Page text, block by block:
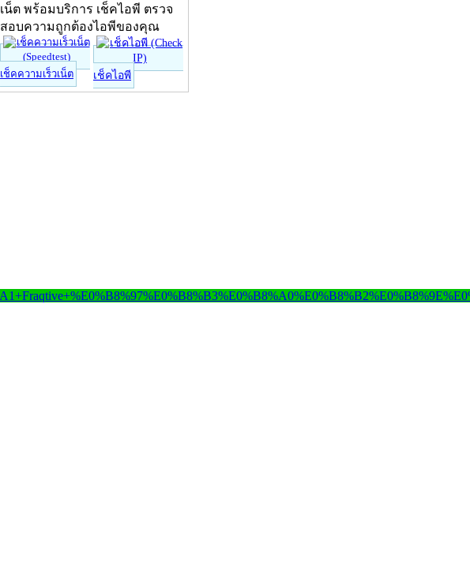
เน็ต พร้อมบริการ เช็คไอพี ตรวจ
สอบความถูกต้องไอพีของคุณ
เช็คความเร็วเน็ต เช็คไอพี